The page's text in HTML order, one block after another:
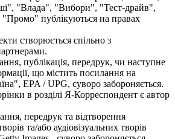
"Влада", "Вибори", "Тест-драйв",
публікуються на правах
створюється спільно з
публікація, передрук, чи наступне
що містить посилання на
EPA / UPG, суворо забороняється.
в розділі Я-Корреспондент є автор
передрук та відтворення
та/або аудіовізуальних творів